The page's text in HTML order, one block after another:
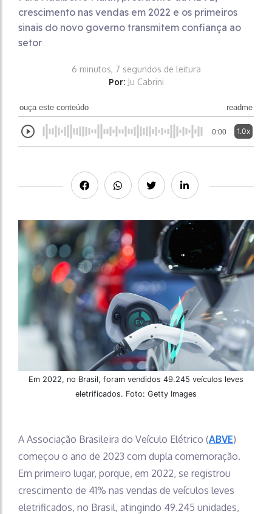
crescimento nas vendas em 2022 e os primeiros
sinais do novo governo transmitem confiança ao
setor
6 minutos, 7 segundos de leitura
Por: Ju Cabrini
ouça este conteúdo readme
0:00 1.0x
Em 2022, no Brasil, foram vendidos 49.245 veículos leves
eletrificados. Foto: Getty Images
A Associação Brasileira do Veículo Elétrico (ABVE)
começou o ano de 2023 com dupla comemoração.
Em primeiro lugar, porque, em 2022, se registrou
crescimento de 41% nas vendas de veículos leves
eletrificados, no Brasil, atingindo 49.245 unidades,